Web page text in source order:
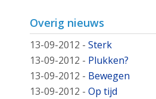
Overig nieuws
13-09-2012 - Sterk
13-09-2012 - Plukken?
13-09-2012 - Bewegen
13-09-2012 - Op tijd